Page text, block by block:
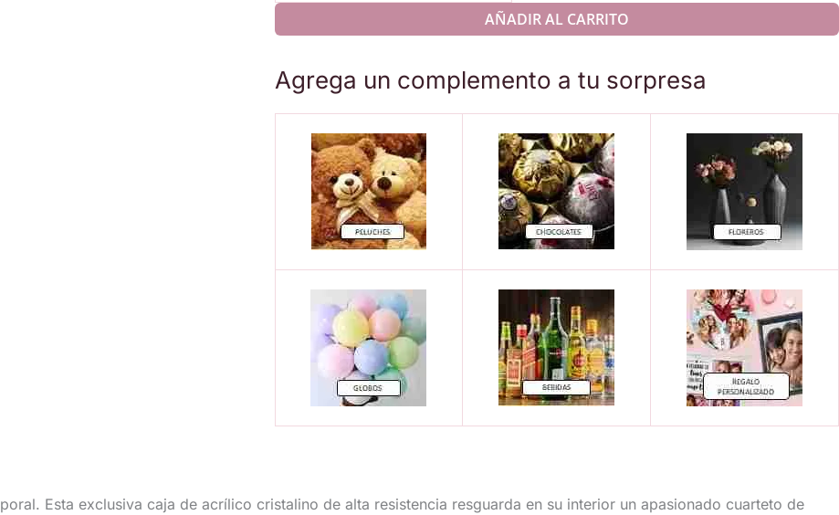
Caja
Acrílica
con
Colección
Flores
cantidad
AÑADIR AL CARRITO
Agrega un complemento a tu sorpresa
Esta exclusiva caja de acrílico cristalino de alta resistencia resguarda en su interior un apasionado cuarteto de